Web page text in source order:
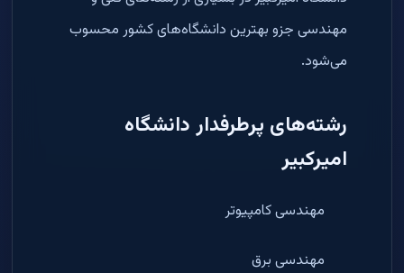
مهندسی جزو بهترین دانشگاه‌های کشور محسوب
می‌شود.
رشته‌های پرطرفدار دانشگاه
امیرکبیر
مهندسی کامپیوتر
مهندسی برق